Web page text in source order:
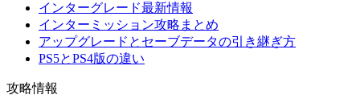
インターグレード最新情報
インターミッション攻略まとめ
アップグレードとセーブデータの引き継ぎ方
PS5とPS4版の違い
攻略情報